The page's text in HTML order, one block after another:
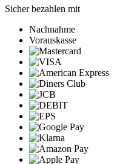
Sicher bezahlen mit
Nachnahme
Vorauskasse